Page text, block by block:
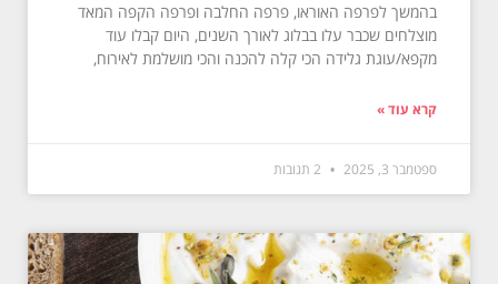
בהמשך לפרפה האוראו, פרפה החלבה ופרפה הקפה המאד
מוצלחים שכבר עלו בבלוג לאורך השנים, היום קבלו עוד
מקפא/עוגת גלידה הכי קלה להכנה והכי מושלמת לאירוח,
קרא עוד »
ספטמבר 3, 2025